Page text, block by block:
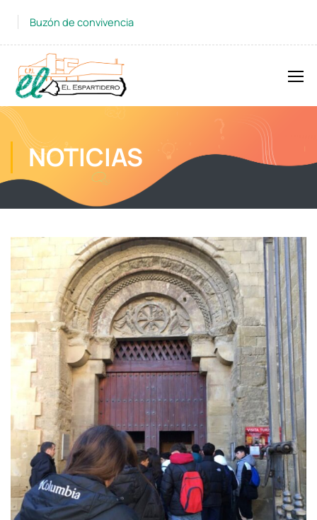
Buzón de convivencia
NOTICIAS